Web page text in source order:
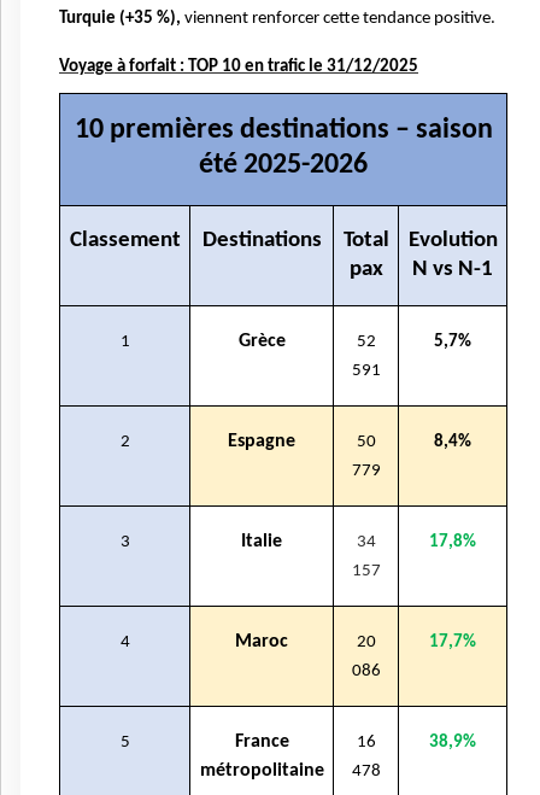
Turquie (+35 %), viennent renforcer cette tendance positive.
Voyage à forfait : TOP 10 en trafic le 31/12/2025
10 premières destinations – saison
été 2025-2026
Classement Destinations
Total
pax
Evolution
N vs N-1
1 Grèce
52
591
5,7%
2 Espagne
50
779
8,4%
3 Italie
34
157
17,8%
4 Maroc
20
086
17,7%
5
France
métropolitaine
16
478
38,9%